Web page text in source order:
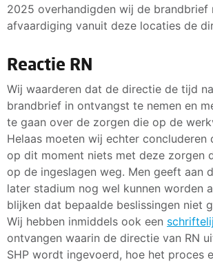
2025 overhandigden wij de brandbrief
afvaardiging vanuit deze locaties de
Reactie RN
Wij waarderen dat de directie de tijd
brandbrief in ontvangst te nemen en
te gaan over de zorgen die op de
Helaas moeten wij echter concluderen
op dit moment niets met deze zorgen
op de ingeslagen weg. Men geeft aan
later stadium nog wel kunnen worden
blijken dat bepaalde beslissingen niet
Wij hebben inmiddels ook een
ontvangen waarin de directie van RN
SHP wordt ingevoerd, hoe het proces